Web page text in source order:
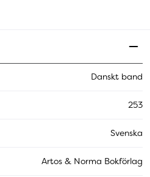
Danskt band
253
Svenska
Artos & Norma Bokförlag